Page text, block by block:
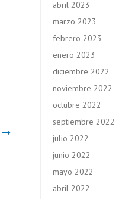
abril 2023
marzo 2023
febrero 2023
enero 2023
diciembre 2022
noviembre 2022
octubre 2022
septiembre 2022
julio 2022
junio 2022
mayo 2022
abril 2022